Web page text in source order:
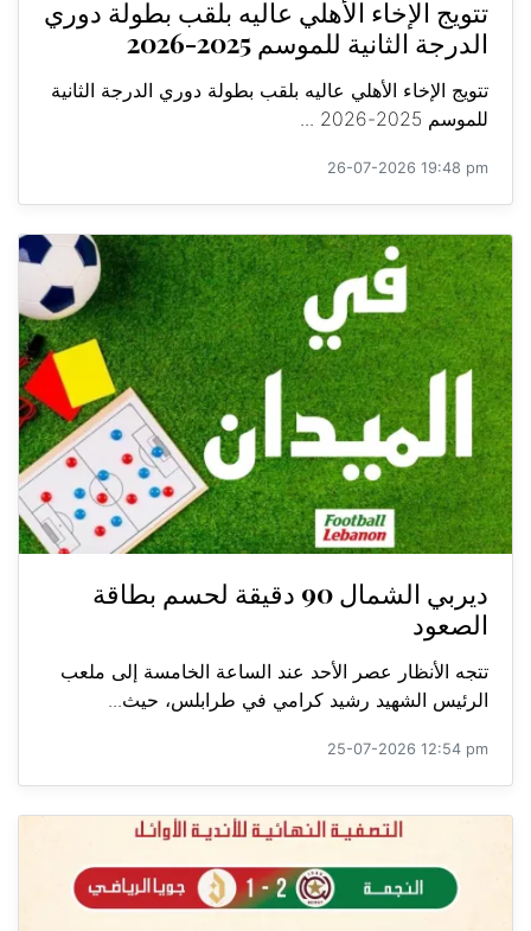
تتويج الإخاء الأهلي عاليه بلقب بطولة دوري
الدرجة الثانية للموسم 2025-2026
تتويج الإخاء الأهلي عاليه بلقب بطولة دوري الدرجة الثانية
للموسم 2025-2026 ...
26-07-2026 19:48 pm
ديربي الشمال 90 دقيقة لحسم بطاقة
الصعود
تتجه الأنظار عصر الأحد عند الساعة الخامسة إلى ملعب
الرئيس الشهيد رشيد كرامي في طرابلس، حيث...
25-07-2026 12:54 pm